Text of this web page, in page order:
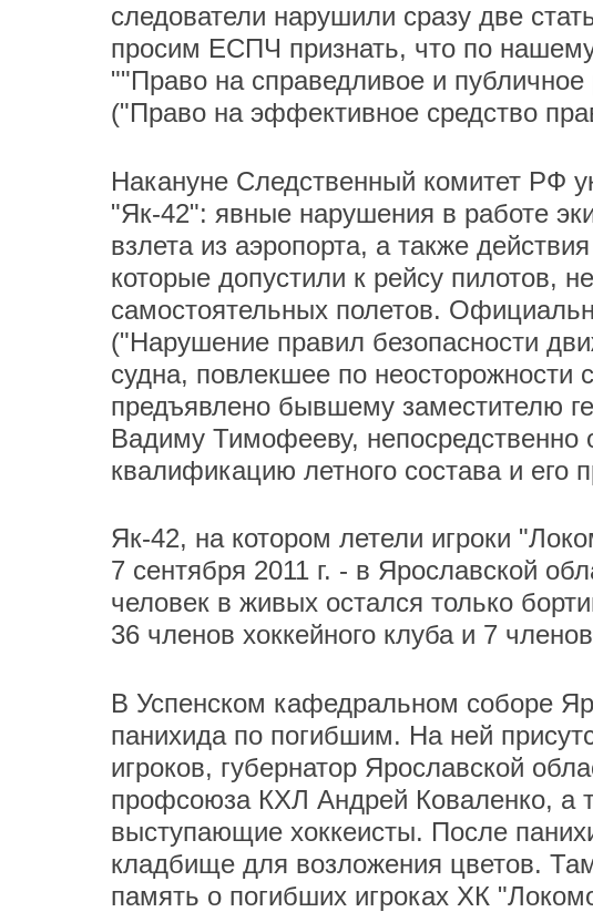
следователи нарушили сразу две
просим ЕСПЧ признать, что по
""Право на справедливое и публичное
("Право на эффективное средство
Накануне Следственный комитет РФ
"Як-42": явные нарушения в работе
взлета из аэропорта, а также
которые допустили к рейсу пилотов,
самостоятельных полетов.
("Нарушение правил безопасности
судна, повлекшее по неосторожности
предъявлено бывшему заместителю
Вадиму Тимофееву, непосредственно
квалификацию летного состава и его
Як-42, на котором летели игроки
7 сентября 2011 г. - в Ярославской
человек в живых остался только
36 членов хоккейного клуба и 7
В Успенском кафедральном соборе
панихида по погибшим. На ней
игроков, губернатор Ярославской
профсоюза КХЛ Андрей Коваленко, а
выступающие хоккеисты. После
кладбище для возложения цветов.
память о погибших игроках ХК